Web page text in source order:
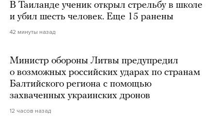
В Таиланде ученик открыл стрельбу в школе
и убил шесть человек. Еще 15 ранены
42 минуты назад
Министр обороны Литвы предупредил
о возможных российских ударах по странам
Балтийского региона с помощью
захваченных украинских дронов
12 часов назад